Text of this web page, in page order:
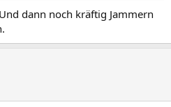
dann noch kräftig Jammern